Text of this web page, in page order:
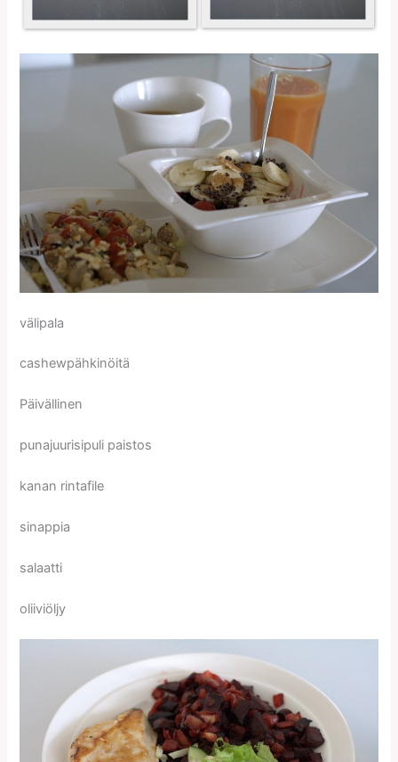
välipala
cashewpähkinöitä
Päivällinen
punajuurisipuli paistos
kanan rintafile
sinappia
salaatti
oliiviöljy